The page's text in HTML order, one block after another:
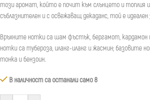
този аромат, който е почит към слънцето и топлия
съблазнителен и с освежаващ декаданс, той е
Връхните нотки са шам фъстък, бергамот, кардамон
нотки са тубероза, иланг-иланг и жасмин; базовите
тонка и бензоин.
В наличност са останали само 8